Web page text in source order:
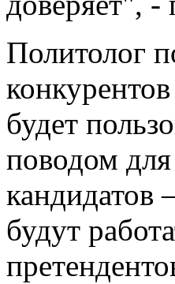
Политолог
будет
поводом
кандидатов
будут